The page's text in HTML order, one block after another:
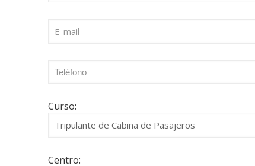
Curso:
Centro: